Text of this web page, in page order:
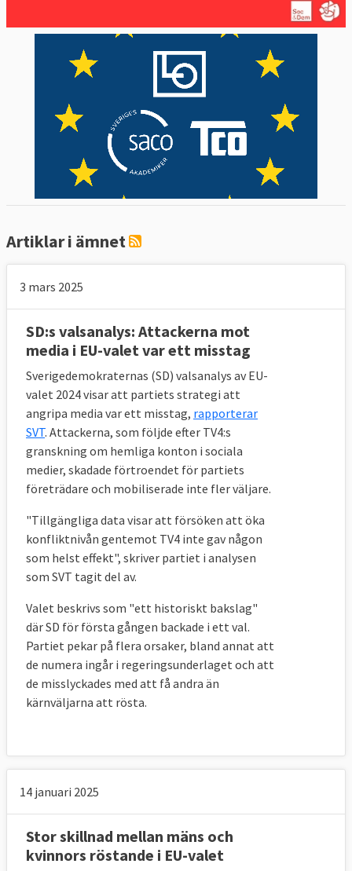
Stor granskning: SD röstar som yttersta
högern i EU
Europaparlamentet vill öka sitt inflytande –
svenskarna håller emot
Flertalet svenska EU-politiker vill bli
Europaportalens intervjuer med
för de svenska partierna som nu
Heléne Fritzon
(S):
nivå
Tomas Tobé (M):
Begränsa den fria
rörligheten för kriminella
Alice Teodorescu
Måwe (KD):
Ett smalt men starkt EU
Charlie Weimers
(SD):
I EU-parlamentet kan vi
driva SD-politik
Karin Karlsbro
(L):
Klimat- och
säkerhetsfrågorna
Alice Bah Kuhnke
(MP):
Vi måste rädda klimatet
och demokratin
Jonas Sjöstedt
Ny EU-politik kan göra
Emma Wiesner
(C):
Straffa länder som inte
når klimatmål
Debattartiklar med svenska
partiernas andranamn inför EU-
svarat)
värdefullt för Sverige
EU-kandidat Johan Använd EU för att
Artiklar i ämnet
3 mars 2025
SD:s valsanalys: Attackerna mot
media i EU-valet var ett misstag
Sverigedemokraternas (SD) valsanalys av EU-
valet 2024 visar att partiets strategi att
angripa media var ett misstag, rapporterar
SVT. Attackerna, som följde efter TV4:s
granskning om hemliga konton i sociala
medier, skadade förtroendet för partiets
företrädare och mobiliserade inte fler väljare.
"Tillgängliga data visar att försöken att öka
konfliktnivån gentemot TV4 inte gav någon
som helst effekt", skriver partiet i analysen
som SVT tagit del av.
Valet beskrivs som "ett historiskt bakslag"
där SD för första gången backade i ett val.
Partiet pekar på flera orsaker, bland annat att
de numera ingår i regeringsunderlaget och att
de misslyckades med att få andra än
kärnväljarna att rösta.
14 januari 2025
Stor skillnad mellan mäns och
kvinnors röstande i EU-valet